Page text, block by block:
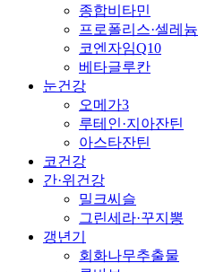
종합비타민
프로폴리스·셀레늄
코엔자임Q10
베타글루칸
눈건강
오메가3
루테인·지아잔틴
아스타잔틴
코건강
간·위건강
밀크씨슬
그린세라·꾸지뽕
갱년기
회화나무추출물